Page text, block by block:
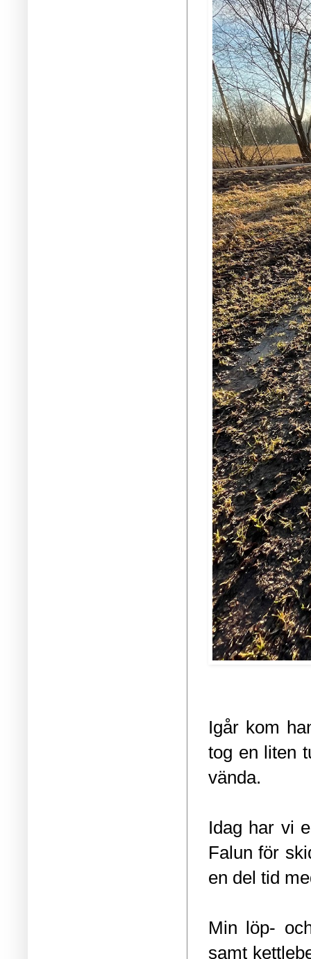
Igår kom
tog en liten
vända.
Idag har vi
Falun för
en del tid
Min löp-
samt